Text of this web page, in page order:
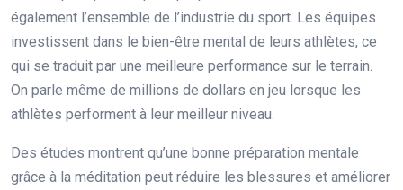
également l’ensemble de l’industrie du sport. Les équipes
investissent dans le bien-être mental de leurs athlètes, ce
qui se traduit par une meilleure performance sur le terrain.
On parle même de millions de dollars en jeu lorsque les
athlètes performent à leur meilleur niveau.
Des études montrent qu’une bonne préparation mentale
grâce à la méditation peut réduire les blessures et améliorer